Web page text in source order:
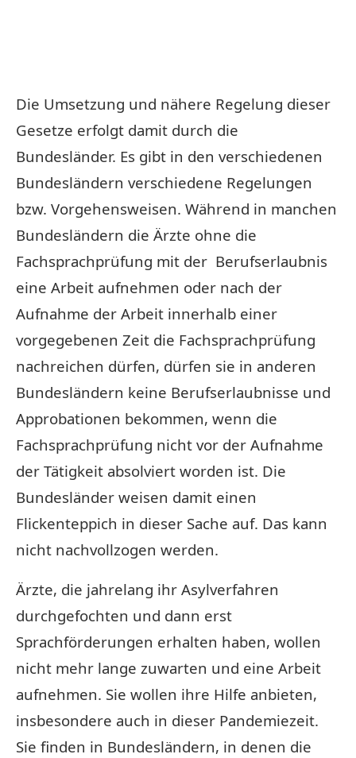
Die Umsetzung und nähere Regelung dieser
Gesetze erfolgt damit durch die
Bundesländer. Es gibt in den verschiedenen
Bundesländern verschiedene Regelungen
bzw. Vorgehensweisen. Während in manchen
Bundesländern die Ärzte ohne die
Fachsprachprüfung mit der Berufserlaubnis
eine Arbeit aufnehmen oder nach der
Aufnahme der Arbeit innerhalb einer
vorgegebenen Zeit die Fachsprachprüfung
nachreichen dürfen, dürfen sie in anderen
Bundesländern keine Berufserlaubnisse und
Approbationen bekommen, wenn die
Fachsprachprüfung nicht vor der Aufnahme
der Tätigkeit absolviert worden ist. Die
Bundesländer weisen damit einen
Flickenteppich in dieser Sache auf. Das kann
nicht nachvollzogen werden.
Ärzte, die jahrelang ihr Asylverfahren
durchgefochten und dann erst
Sprachförderungen erhalten haben, wollen
nicht mehr lange zuwarten und eine Arbeit
aufnehmen. Sie wollen ihre Hilfe anbieten,
insbesondere auch in dieser Pandemiezeit.
Sie finden in Bundesländern, in denen die